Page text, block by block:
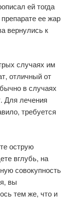
ей тогда
ее жар
вернулись к
случаях им
отличный от
в случаях
Для лечения
требуется
острую
вглубь, на
совокупность
вы
тем же, что и